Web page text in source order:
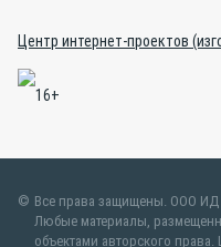
Центр интернет-проектов
Все права защищены. ООО
Любые материалы,
объектами авторского